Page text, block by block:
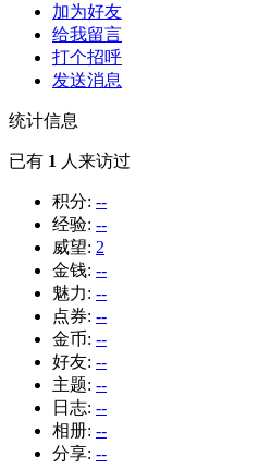
加为好友
给我留言
打个招呼
发送消息
统计信息
已有 1 人来访过
积分: --
经验: --
威望: 2
金钱: --
魅力: --
点券: --
金币: --
好友: --
主题: --
日志: --
相册: --
分享: --